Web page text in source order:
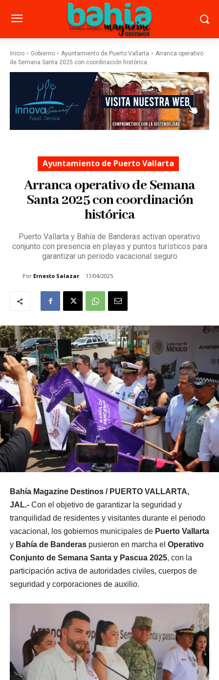
Inicio Gobierno Ayuntamiento de Puerto Vallarta
Arranca operativo
de Semana Santa 2025 con coordinación histórica
Ayuntamiento de Puerto Vallarta
Arranca operativo de Semana
Santa 2025 con coordinación
histórica
Puerto Vallarta y Bahía de Banderas activan operativo
conjunto con presencia en playas y puntos turísticos para
garantizar un periodo vacacional seguro
Por Ernesto Salazar 11/04/2025
Bahía Magazine Destinos / PUERTO VALLARTA,
JAL.- Con el objetivo de garantizar la seguridad y
tranquilidad de residentes y visitantes durante el periodo
vacacional, los gobiernos municipales de Puerto Vallarta
y Bahía de Banderas pusieron en marcha el Operativo
Conjunto de Semana Santa y Pascua 2025, con la
participación activa de autoridades civiles, cuerpos de
seguridad y corporaciones de auxilio.